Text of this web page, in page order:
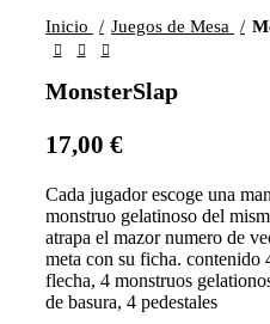
Inicio Juegos de Mesa
MonsterSlap
17,00 €
Cada jugador escoge una
monstruo gelatinoso del
atrapa el mazor numero de
meta con su ficha. contenido
flecha, 4 monstruos
de basura, 4 pedestales